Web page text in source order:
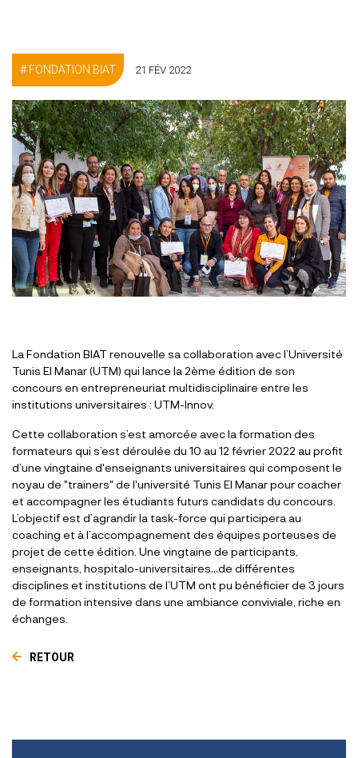
FONDATION BIAT 21 FÉV 2022
La Fondation BIAT renouvelle sa collaboration avec l’Université
Tunis El Manar (UTM) qui lance la 2ème édition de son
concours en entrepreneuriat multidisciplinaire entre les
institutions universitaires : UTM-Innov.
Cette collaboration s’est amorcée avec la formation des
formateurs qui s’est déroulée du 10 au 12 février 2022 au profit
d’une vingtaine d'enseignants universitaires qui composent le
noyau de "trainers" de l'université Tunis El Manar pour coacher
et accompagner les étudiants futurs candidats du concours.
L’objectif est d’agrandir la task-force qui participera au
coaching et à l’accompagnement des équipes porteuses de
projet de cette édition. Une vingtaine de participants,
enseignants, hospitalo-universitaires…de différentes
disciplines et institutions de l’UTM ont pu bénéficier de 3 jours
de formation intensive dans une ambiance conviviale, riche en
échanges.
RETOUR